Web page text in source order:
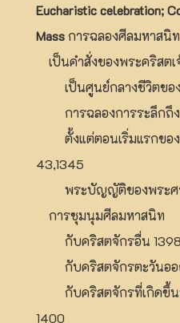
Eucharistic celebration;
Massการฉลองศีลมหาสนิ
เป็นคำสั่งของพระคริสตเ
เป็นศูนย์กลางชีวิตของ
การฉลองการระลึกถึง
ตั้งแต่ตอนเริ่มแรกของ
43,1345
พระบัญญัติของพระศ
การชุมนุมศีลมหาสนิท
กับคริสตจักรอื่น
กับคริสตจักรตะวันออ
กับคริสตจักรที่เกิดขึ้นจ
1400